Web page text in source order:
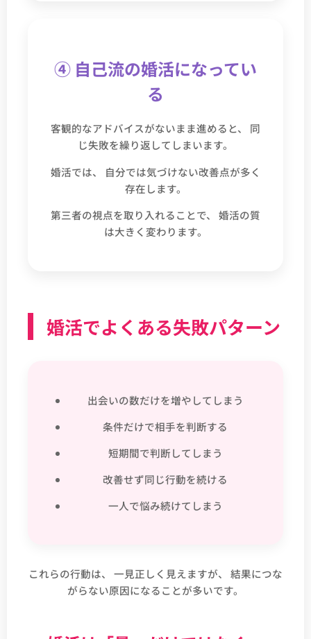
④ 自己流の婚活になってい
る
客観的なアドバイスがないまま進めると、 同
じ失敗を繰り返してしまいます。
婚活では、 自分では気づけない改善点が多く
存在します。
第三者の視点を取り入れることで、 婚活の質
は大きく変わります。
婚活でよくある失敗パターン
出会いの数だけを増やしてしまう
条件だけで相手を判断する
短期間で判断してしまう
改善せず同じ行動を続ける
一人で悩み続けてしまう
これらの行動は、 一見正しく見えますが、 結果につな
がらない原因になることが多いです。